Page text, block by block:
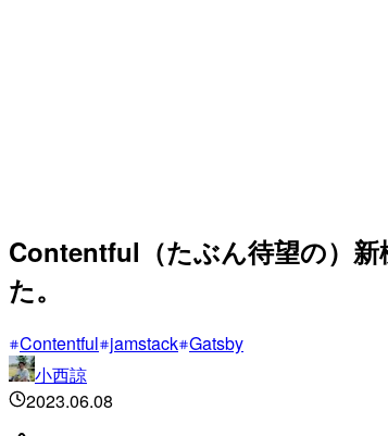
Contentful（たぶん待望の）
た。
Contentful jamstack Gatsby
小西諒
2023.06.08